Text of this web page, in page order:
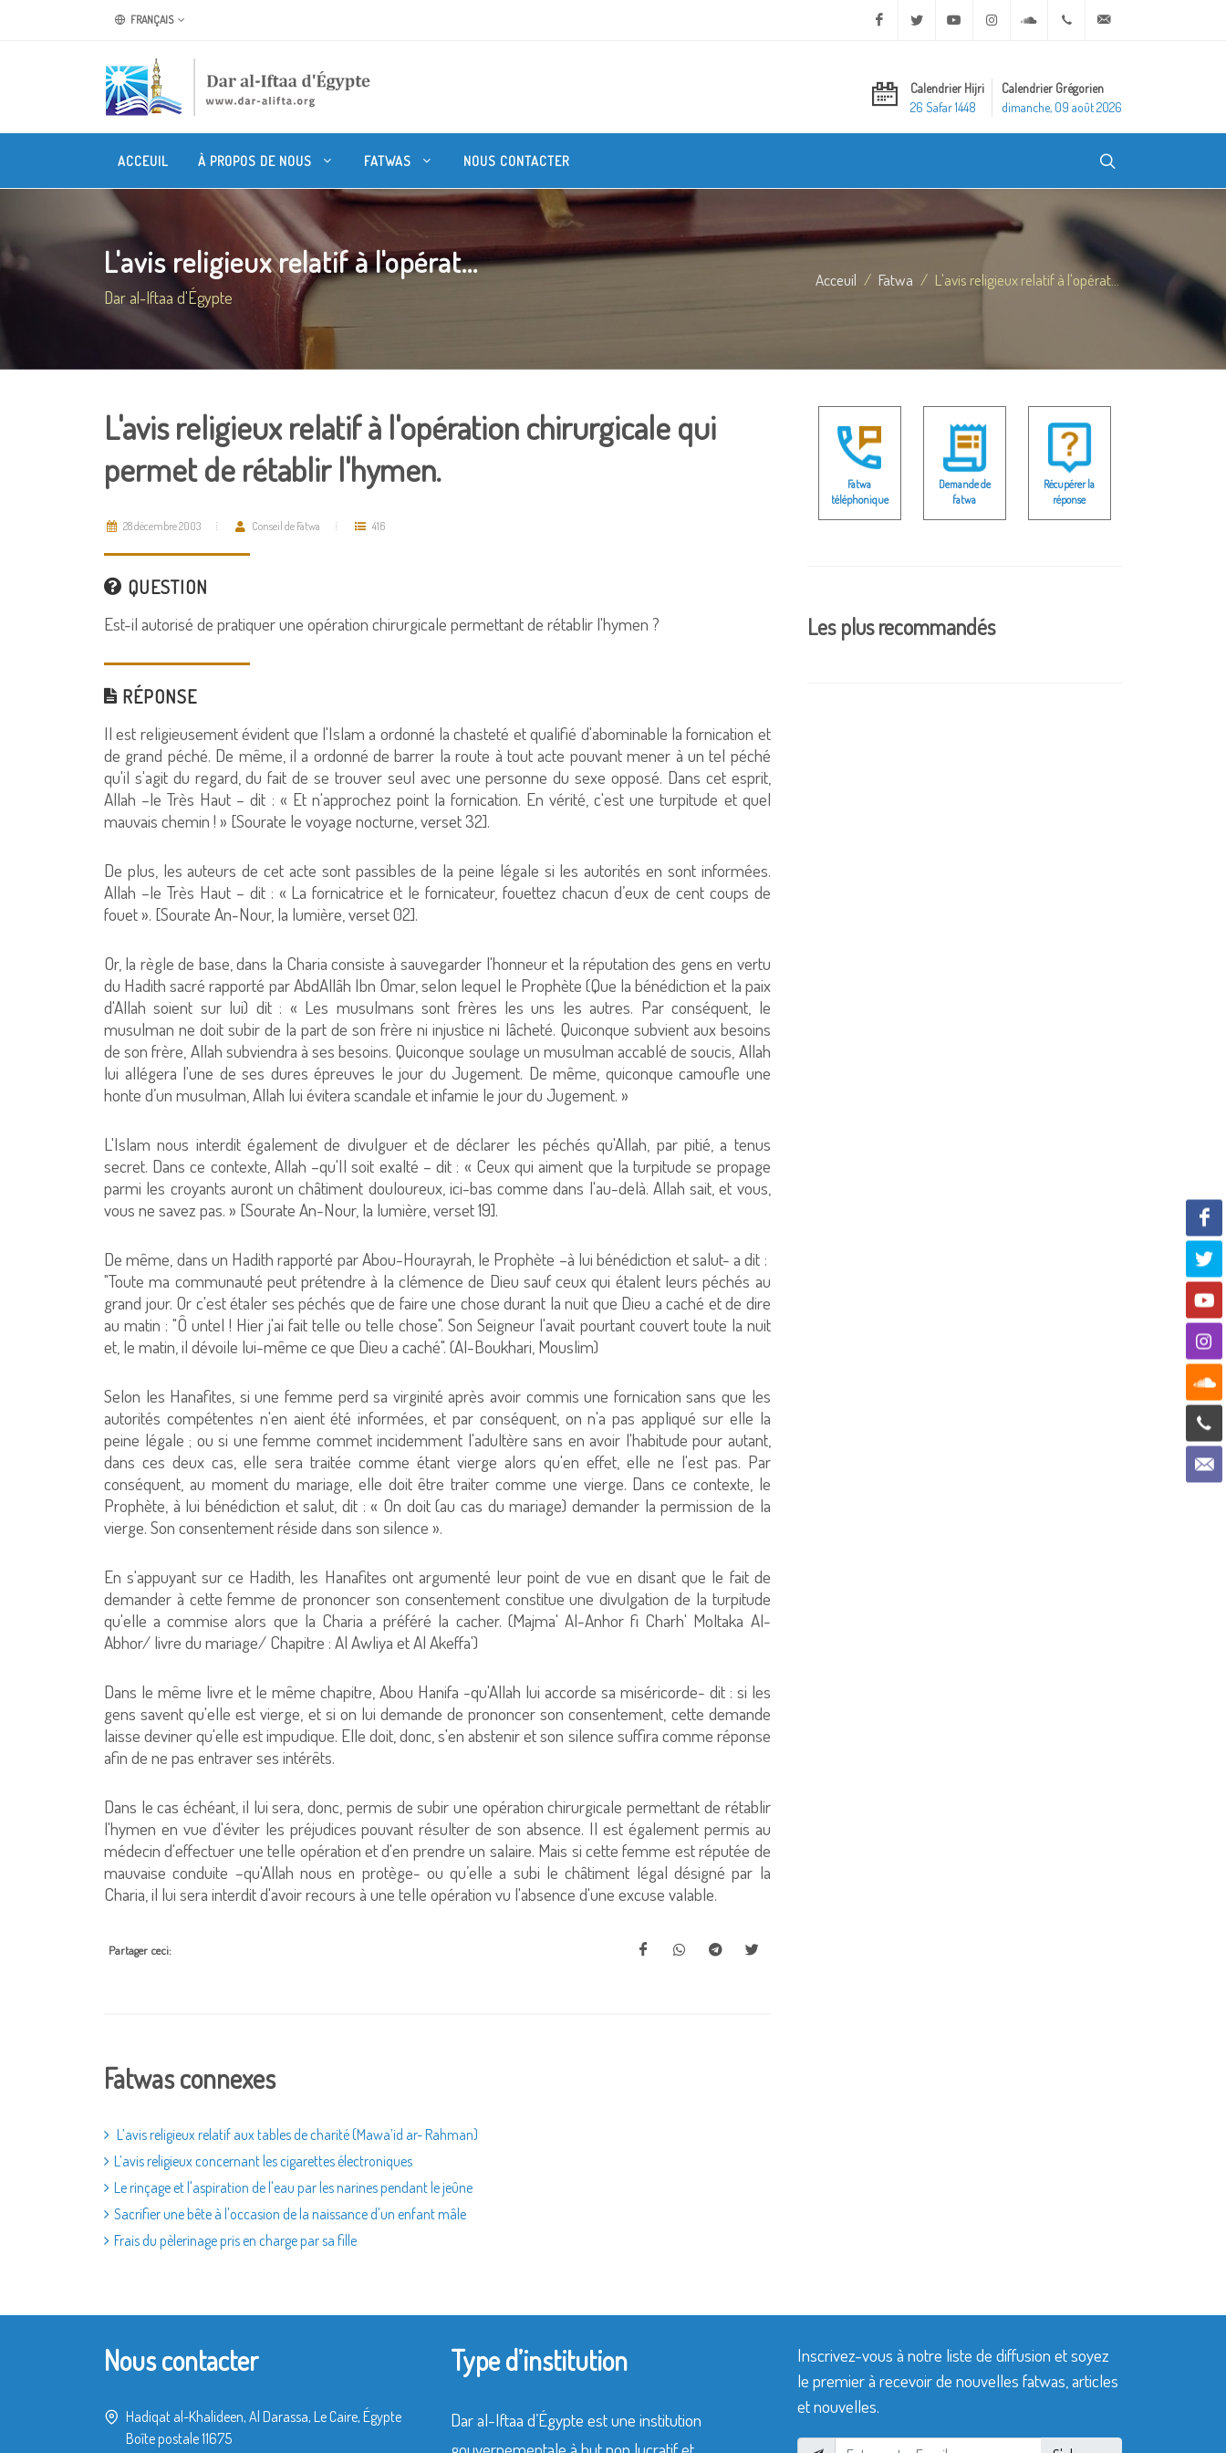
FRANÇAIS Facebook Twitter Youtube Instagram Soundcloud+20 2 25970400
Calendrier Hijri
26 Safar 1448
Calendrier Grégorien
dimanche, 09 août 2026
ACCEUIL À PROPOS DE NOUS FATWAS NOUS CONTACTER
L'avis religieux relatif à l'opérat...
Dar al-Iftaa d'Égypte
Acceuil Fatwa L'avis religieux relatif à l'opérat...
L'avis religieux relatif à l'opération chirurgicale qui
permet de rétablir l'hymen.
28 décembre 2003 Conseil de Fatwa 416
QUESTION
Est-il autorisé de pratiquer une opération chirurgicale permettant de rétablir l'hymen ?
RÉPONSE
Il est religieusement évident que l'Islam a ordonné la chasteté et qualifié d'abominable la fornication et
de grand péché. De même, il a ordonné de barrer la route à tout acte pouvant mener à un tel péché
qu'il s'agit du regard, du fait de se trouver seul avec une personne du sexe opposé. Dans cet esprit,
Allah –le Très Haut – dit : « Et n'approchez point la fornication. En vérité, c'est une turpitude et quel
mauvais chemin ! » [Sourate le voyage nocturne, verset 32].
De plus, les auteurs de cet acte sont passibles de la peine légale si les autorités en sont informées.
Allah –le Très Haut – dit : « La fornicatrice et le fornicateur, fouettez chacun d’eux de cent coups de
fouet ». [Sourate An-Nour, la lumière, verset 02].
Or, la règle de base, dans la Charia consiste à sauvegarder l'honneur et la réputation des gens en vertu
du Hadith sacré rapporté par AbdAllâh Ibn Omar, selon lequel le Prophète (Que la bénédiction et la paix
d'Allah soient sur lui) dit : « Les musulmans sont frères les uns les autres. Par conséquent, le
musulman ne doit subir de la part de son frère ni injustice ni lâcheté. Quiconque subvient aux besoins
de son frère, Allah subviendra à ses besoins. Quiconque soulage un musulman accablé de soucis, Allah
lui allégera l'une de ses dures épreuves le jour du Jugement. De même, quiconque camoufle une
honte d’un musulman, Allah lui évitera scandale et infamie le jour du Jugement. »
L'Islam nous interdit également de divulguer et de déclarer les péchés qu'Allah, par pitié, a tenus
secret. Dans ce contexte, Allah –qu'Il soit exalté – dit : « Ceux qui aiment que la turpitude se propage
parmi les croyants auront un châtiment douloureux, ici-bas comme dans l'au-delà. Allah sait, et vous,
vous ne savez pas. » [Sourate An-Nour, la lumière, verset 19].
De même, dans un Hadith rapporté par Abou-Hourayrah, le Prophète –à lui bénédiction et salut- a dit :
"Toute ma communauté peut prétendre à la clémence de Dieu sauf ceux qui étalent leurs péchés au
grand jour. Or c'est étaler ses péchés que de faire une chose durant la nuit que Dieu a caché et de dire
au matin : "Ô untel ! Hier j'ai fait telle ou telle chose". Son Seigneur l'avait pourtant couvert toute la nuit
et, le matin, il dévoile lui-même ce que Dieu a caché". (Al-Boukhari, Mouslim)
Selon les Hanafites, si une femme perd sa virginité après avoir commis une fornication sans que les
autorités compétentes n'en aient été informées, et par conséquent, on n'a pas appliqué sur elle la
peine légale ; ou si une femme commet incidemment l'adultère sans en avoir l'habitude pour autant,
dans ces deux cas, elle sera traitée comme étant vierge alors qu'en effet, elle ne l'est pas. Par
conséquent, au moment du mariage, elle doit être traiter comme une vierge. Dans ce contexte, le
Prophète, à lui bénédiction et salut, dit : « On doit (au cas du mariage) demander la permission de la
vierge. Son consentement réside dans son silence ».
En s'appuyant sur ce Hadith, les Hanafites ont argumenté leur point de vue en disant que le fait de
demander à cette femme de prononcer son consentement constitue une divulgation de la turpitude
qu'elle a commise alors que la Charia a préféré la cacher. (Majma' Al-Anhor fi Charh' Moltaka Al-
Abhor/ livre du mariage/ Chapitre : Al Awliya et Al Akeffa')
Dans le même livre et le même chapitre, Abou Hanifa -qu'Allah lui accorde sa miséricorde- dit : si les
gens savent qu'elle est vierge, et si on lui demande de prononcer son consentement, cette demande
laisse deviner qu'elle est impudique. Elle doit, donc, s'en abstenir et son silence suffira comme réponse
afin de ne pas entraver ses intérêts.
Dans le cas échéant, il lui sera, donc, permis de subir une opération chirurgicale permettant de rétablir
l'hymen en vue d'éviter les préjudices pouvant résulter de son absence. Il est également permis au
médecin d'effectuer une telle opération et d'en prendre un salaire. Mais si cette femme est réputée de
mauvaise conduite –qu'Allah nous en protège- ou qu’elle a subi le châtiment légal désigné par la
Charia, il lui sera interdit d'avoir recours à une telle opération vu l'absence d'une excuse valable.
Partager ceci:
Fatwas connexes
L’avis religieux relatif aux tables de charité (Mawa’id ar- Rahman)
L’avis religieux concernant les cigarettes électroniques
Le rinçage et l'aspiration de l'eau par les narines pendant le jeûne
Sacrifier une bête à l'occasion de la naissance d'un enfant mâle
Frais du pèlerinage pris en charge par sa fille
Fatwa
téléphonique
Demande de
fatwa
Récupérer la
réponse
Les plus recommandés
Nous contacter
Hadiqat al-Khalideen, Al Darassa, Le Caire, Égypte
Boîte postale 11675
Type d’institution
Dar al-Iftaa d’Égypte est une institution
Inscrivez-vous à notre liste de diffusion et soyez
le premier à recevoir de nouvelles fatwas, articles
et nouvelles.